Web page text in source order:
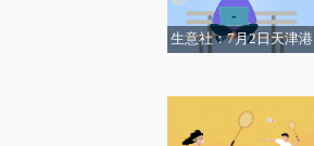
生意社：7月2日天津港
情
不匹配